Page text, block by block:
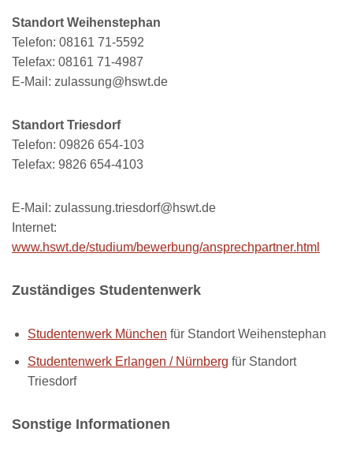
Standort Weihenstephan
Telefon: 08161 71-5592
Telefax: 08161 71-4987
E-Mail: zulassung@hswt.de
Standort Triesdorf
Telefon: 09826 654-103
Telefax: 9826 654-4103
E-Mail: zulassung.triesdorf@hswt.de
Internet:
www.hswt.de/studium/bewerbung/ansprechpartner.html
Zuständiges Studentenwerk
Studentenwerk München für Standort Weihenstephan
Studentenwerk Erlangen / Nürnberg für Standort
Triesdorf
Sonstige Informationen